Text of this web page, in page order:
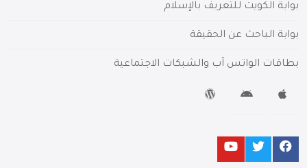
بوابة الكويت للتعريف بالإسلام
بوابة الباحث عن الحقيقة
بطاقات الواتس آب والشبكات الاجتماعية